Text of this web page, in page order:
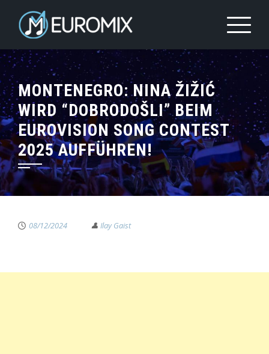
MONTENEGRO: NINA ŽIŽIĆ
WIRD “DOBRODOŠLI” BEIM
EUROVISION SONG CONTEST
2025 AUFFÜHREN!
08/12/2024